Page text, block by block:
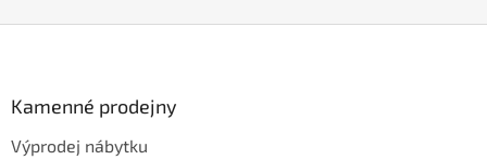
Kamenné prodejny
Výprodej nábytku